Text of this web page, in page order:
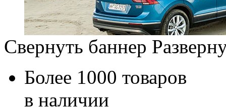
Свернуть баннер
Более 1000 товаров
в наличии